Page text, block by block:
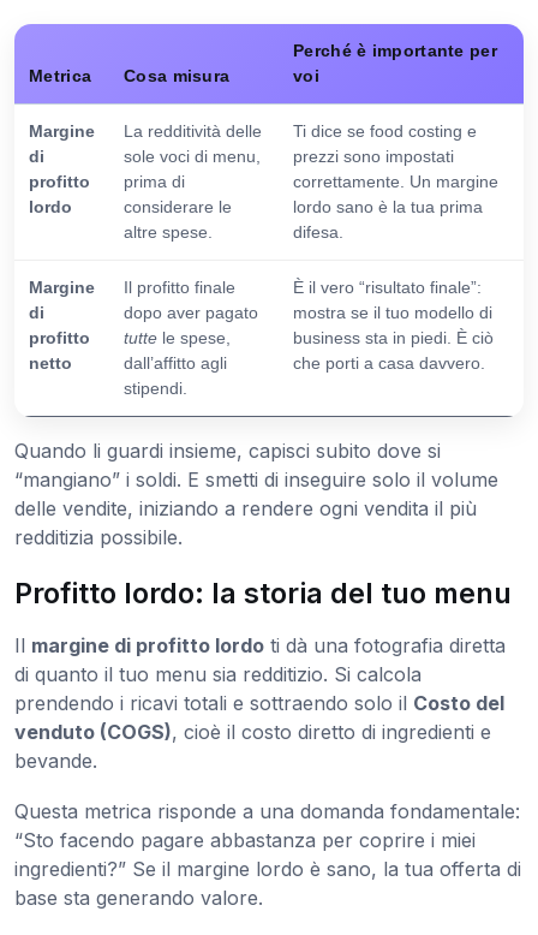
Metrica Cosa misura
Perché è importante per
voi
Margine
di
profitto
lordo
La redditività delle
sole voci di menu,
prima di
considerare le
altre spese.
Ti dice se food costing e
prezzi sono impostati
correttamente. Un margine
lordo sano è la tua prima
difesa.
Margine
di
profitto
netto
Il profitto finale
dopo aver pagato
tutte le spese,
dall’affitto agli
stipendi.
È il vero “risultato finale”:
mostra se il tuo modello di
business sta in piedi. È ciò
che porti a casa davvero.
Quando li guardi insieme, capisci subito dove si
“mangiano” i soldi. E smetti di inseguire solo il volume
delle vendite, iniziando a rendere ogni vendita il più
redditizia possibile.
Profitto lordo: la storia del tuo menu
Il margine di profitto lordo ti dà una fotografia diretta
di quanto il tuo menu sia redditizio. Si calcola
prendendo i ricavi totali e sottraendo solo il Costo del
venduto (COGS), cioè il costo diretto di ingredienti e
bevande.
Questa metrica risponde a una domanda fondamentale:
“Sto facendo pagare abbastanza per coprire i miei
ingredienti?” Se il margine lordo è sano, la tua offerta di
base sta generando valore.